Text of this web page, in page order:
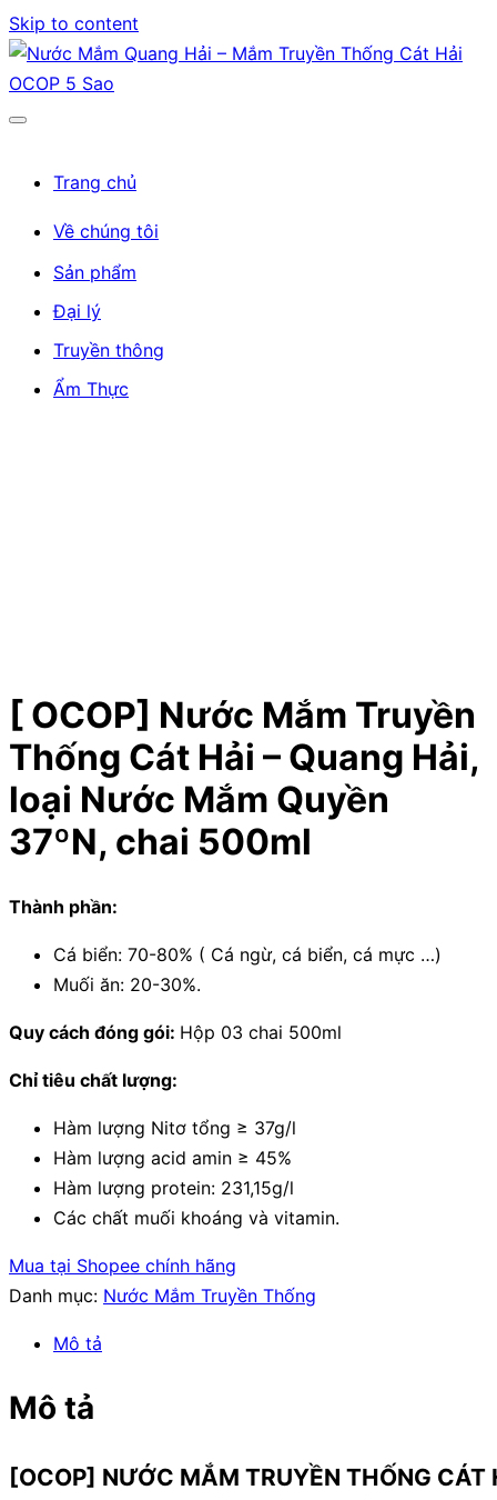
Skip to content
Trang chủ
Về chúng tôi
Sản phẩm
Đại lý
Truyền thông
Ẩm Thực
[ OCOP] Nước Mắm Truyền
Thống Cát Hải – Quang Hải,
loại Nước Mắm Quyền
37ºN, chai 500ml
Thành phần:
Cá biển: 70-80% ( Cá ngừ, cá biển, cá mực …)
Muối ăn: 20-30%.
Quy cách đóng gói: Hộp 03 chai 500ml
Chỉ tiêu chất lượng:
Hàm lượng Nitơ tổng ≥ 37g/l
Hàm lượng acid amin ≥ 45%
Hàm lượng protein: 231,15g/l
Các chất muối khoáng và vitamin.
Mua tại Shopee chính hãng
Danh mục: Nước Mắm Truyền Thống
Mô tả
Mô tả
[OCOP] NƯỚC MẮM TRUYỀN THỐNG CÁT